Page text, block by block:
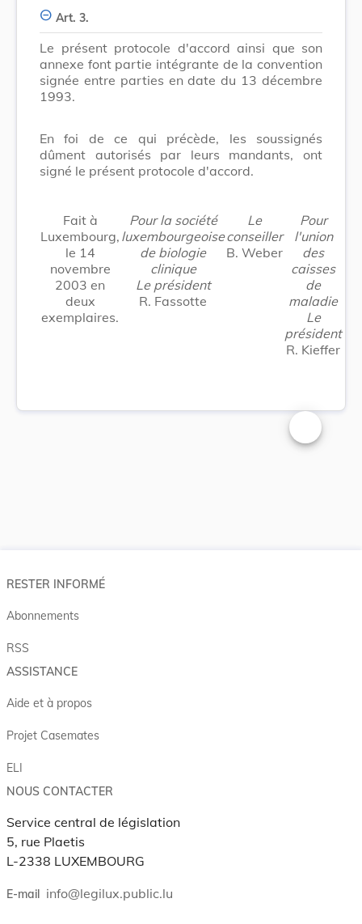
Art. 3.
Le présent protocole d'accord ainsi que son
annexe font partie intégrante de la convention
signée entre parties en date du 13 décembre
1993.
En foi de ce qui précède, les soussignés
dûment autorisés par leurs mandants, ont
signé le présent protocole d'accord.
Fait à
Luxembourg,
le 14
novembre
2003 en
deux
exemplaires.
Pour la société
luxembourgeoise
de biologie
clinique
Le président
R. Fassotte
Le
conseiller
B. Weber
Pour
l'union
des
caisses
de
maladie
Le
président
R. Kieffer
Changer la
RESTER INFORMÉ
Abonnements
RSS
ASSISTANCE
Aide et à propos
Projet Casemates
ELI
NOUS CONTACTER
Service central de législation
5, rue Plaetis
L-2338 LUXEMBOURG
E-mail info@legilux.public.lu